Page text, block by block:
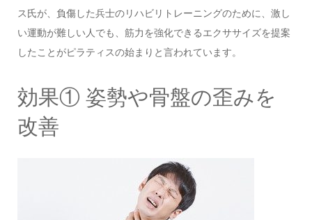
ス氏が、負傷した兵士のリハビリトレーニングのために、激し
い運動が難しい人でも、筋力を強化できるエクササイズを提案
したことがピラティスの始まりと言われています。
効果① 姿勢や骨盤の歪みを
改善